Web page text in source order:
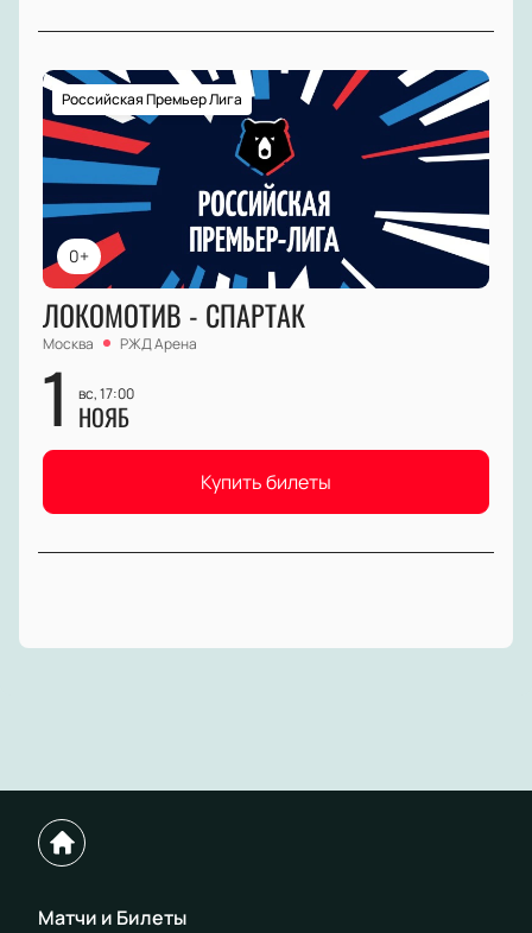
0+
Российская Премьер Лига
ЛОКОМОТИВ - СПАРТАК
Москва РЖД Арена
1 вс, 17:00
НОЯБ
Купить билеты
Матчи и Билеты